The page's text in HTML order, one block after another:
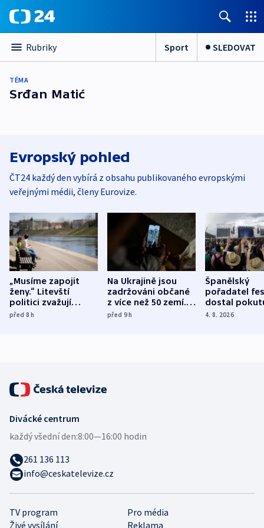
Rubriky Sport SLEDOVAT
TÉMA
Srđan Matić
Evropský pohled
ČT24 každý den vybírá z obsahu publikovaného evropskými
veřejnými médii, členy Eurovize.
„Musíme zapojit
ženy.“ Litevští
politici zvažují
dohodu o
před 8h
Na Ukrajině jsou
zadržováni občané
z více než 50 zemí.
Bojovali na straně
před 9h
Španělský
pořadatel
dostal
nekalé
4. 8. 2026
TV program
Pro média
Živé vysílání
Reklama
Divácké centrum
každý všední den:8:00—16:00 hodin
261 136 113
info@ceskatelevize.cz